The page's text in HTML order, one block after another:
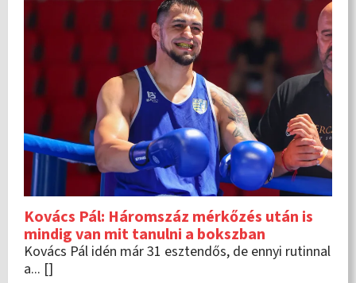
Kovács Pál: Háromszáz mérkőzés után is
mindig van mit tanulni a bokszban
Kovács Pál idén már 31 esztendős, de ennyi rutinnal
a... []